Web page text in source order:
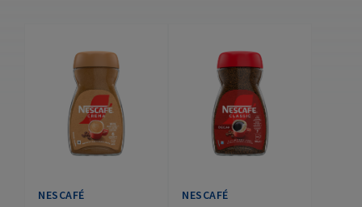
NESCAFÉ NESCAFÉ